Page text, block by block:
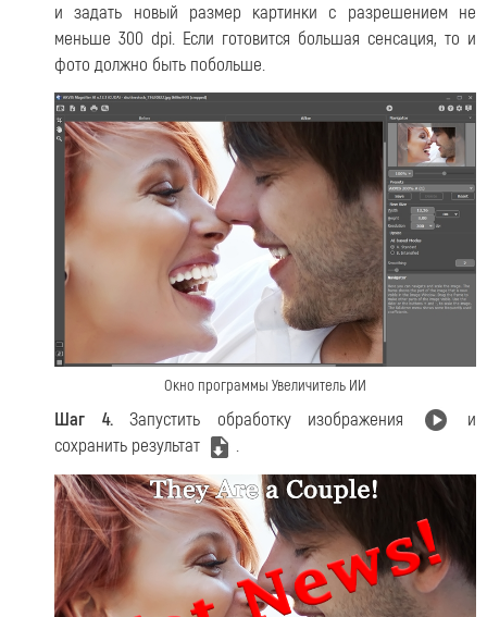
и задать новый размер картинки с разрешением не
меньше 300 dpi. Если готовится большая сенсация, то и
фото должно быть побольше.
Окно программы Увеличитель ИИ
Шаг 4.Запустить обработку изображения
и
сохранить результат
.